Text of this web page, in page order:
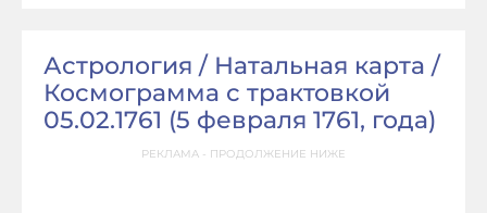
Астрология / Натальная карта /
Космограмма с трактовкой
05.02.1761 (5 февраля 1761, года)
РЕКЛАМА - ПРОДОЛЖЕНИЕ НИЖЕ